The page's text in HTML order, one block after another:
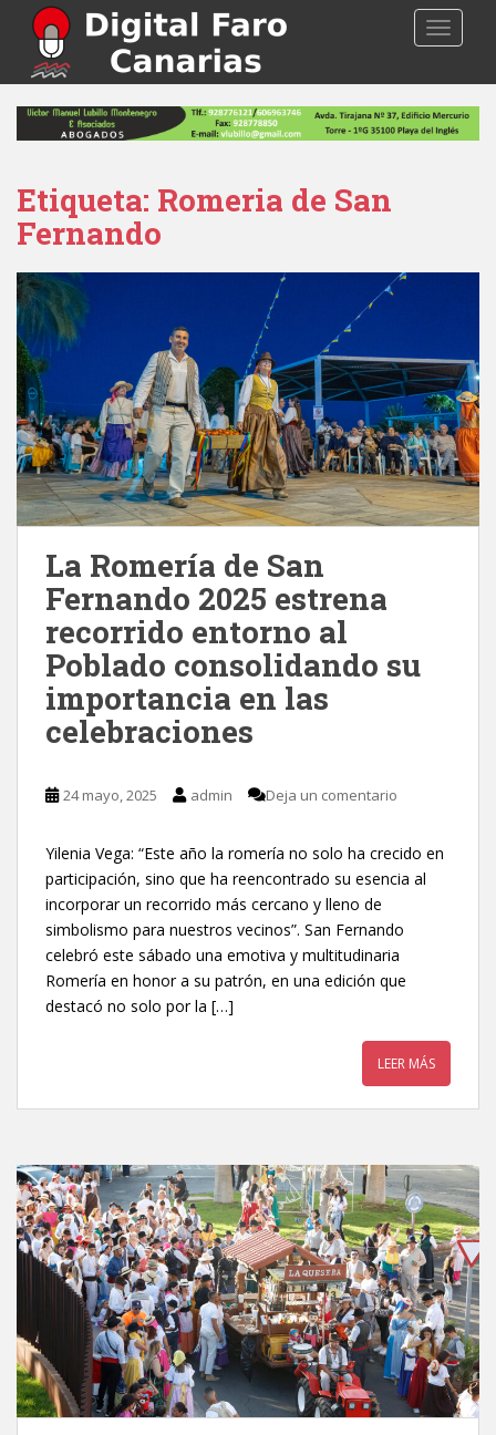
p
Etiqueta: Romeria de San
Fernando
La Romería de San
Fernando 2025 estrena
recorrido entorno al
Poblado consolidando su
importancia en las
celebraciones
24 mayo, 2025 admin Deja un comentario
Yilenia Vega: “Este año la romería no solo ha crecido en
participación, sino que ha reencontrado su esencia al
incorporar un recorrido más cercano y lleno de
simbolismo para nuestros vecinos”. San Fernando
celebró este sábado una emotiva y multitudinaria
Romería en honor a su patrón, en una edición que
destacó no solo por la […]
LEER MÁS